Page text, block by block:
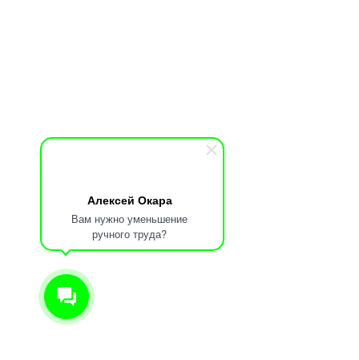
Алексей Окара
Вам нужно уменьшение
ручного труда?